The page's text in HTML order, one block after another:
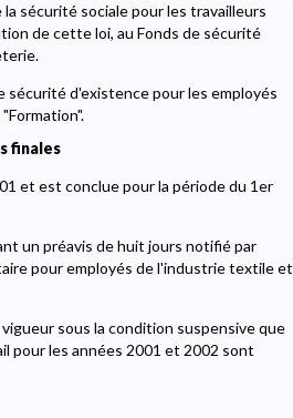
sécurité sociale pour les travailleurs
de cette loi, au Fonds de sécurité
d'existence pour les employés
finales
et est conclue pour la période du 1er
un préavis de huit jours notifié par
pour employés de l'industrie textile et
sous la condition suspensive que
pour les années 2001 et 2002 sont